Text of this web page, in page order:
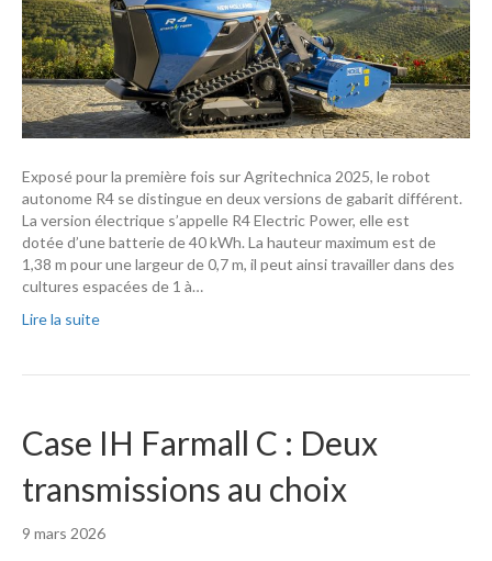
Exposé pour la première fois sur Agritechnica 2025, le robot
autonome R4 se distingue en deux versions de gabarit différent.
La version électrique s’appelle R4 Electric Power, elle est
dotée d’une batterie de 40 kWh. La hauteur maximum est de
1,38 m pour une largeur de 0,7 m, il peut ainsi travailler dans des
cultures espacées de 1 à…
Lire la suite
Case IH Farmall C : Deux
transmissions au choix
9 mars 2026